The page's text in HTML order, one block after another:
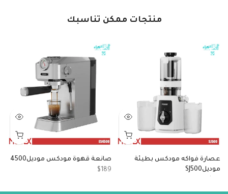
منتجات ممكن تناسبك
عصارة فواكه مودكس بطيئة
موديلSJ500
صانعة قهوة مودكس موديل4500
$189